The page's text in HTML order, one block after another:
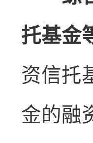
托基金
资信托
金的融